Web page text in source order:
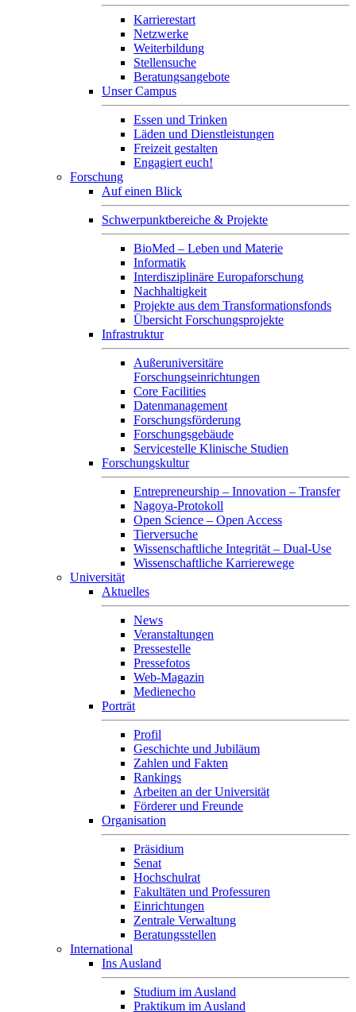
Karrierestart
Netzwerke
Weiterbildung
Stellensuche
Beratungsangebote
Unser Campus
Essen und Trinken
Läden und Dienstleistungen
Freizeit gestalten
Engagiert euch!
Forschung
Auf einen Blick
Schwerpunktbereiche & Projekte
BioMed – Leben und Materie
Informatik
Interdisziplinäre Europaforschung
Nachhaltigkeit
Projekte aus dem Transformationsfonds
Übersicht Forschungsprojekte
Infrastruktur
Außeruniversitäre
Forschungseinrichtungen
Core Facilities
Datenmanagement
Forschungsförderung
Forschungsgebäude
Servicestelle Klinische Studien
Forschungskultur
Entrepreneurship – Innovation – Transfer
Nagoya-Protokoll
Open Science – Open Access
Tierversuche
Wissenschaftliche Integrität – Dual-Use
Wissenschaftliche Karrierewege
Universität
Aktuelles
News
Veranstaltungen
Pressestelle
Pressefotos
Web-Magazin
Medienecho
Porträt
Profil
Geschichte und Jubiläum
Zahlen und Fakten
Rankings
Arbeiten an der Universität
Förderer und Freunde
Organisation
Präsidium
Senat
Hochschulrat
Fakultäten und Professuren
Einrichtungen
Zentrale Verwaltung
Beratungsstellen
International
Ins Ausland
Studium im Ausland
Praktikum im Ausland